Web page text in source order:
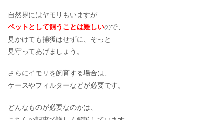
自然界にはヤモリもいますが
ペットとして飼うことは難しいので、
見かけても捕獲はせずに、そっと
見守ってあげましょう。
さらにイモリを飼育する場合は、
ケースやフィルターなどが必要です。
どんなものが必要なのかは、